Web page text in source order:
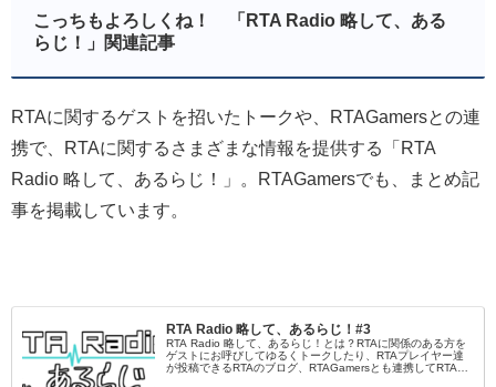
こっちもよろしくね！ 「RTA Radio 略して、ある
らじ！」関連記事
RTAに関するゲストを招いたトークや、RTAGamersとの連
携で、RTAに関するさまざまな情報を提供する「RTA
Radio 略して、あるらじ！」。RTAGamersでも、まとめ記
事を掲載しています。
RTA Radio 略して、あるらじ！#3
RTA Radio 略して、あるらじ！とは？RTAに関係のある方を
ゲストにお呼びしてゆるくトークしたり、RTAプレイヤー達
が投稿できるRTAのブログ、RTAGamersとも連携してRTAに